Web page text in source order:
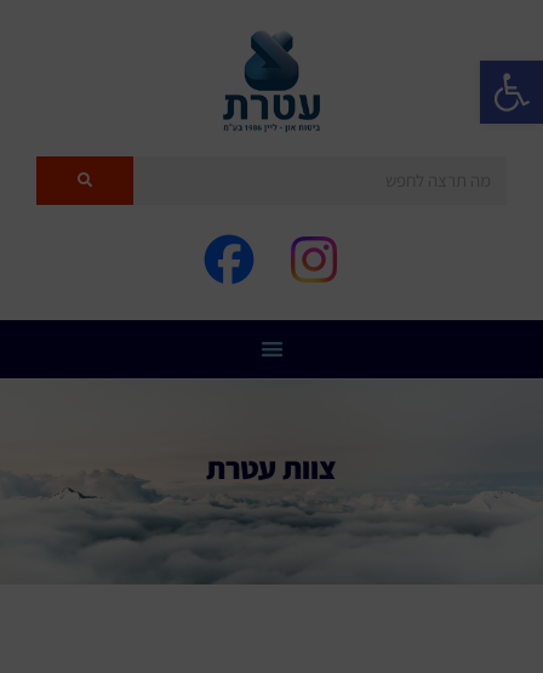
פתח סרגל נגישות
צוות עטרת